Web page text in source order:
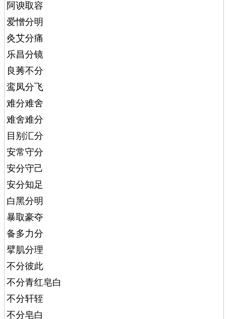
阿谀取容
爱憎分明
灸艾分痛
乐昌分镜
良莠不分
鸾凤分飞
难分难舍
难舍难分
目别汇分
安常守分
安分守己
安分知足
白黑分明
暴取豪夺
备多力分
擘肌分理
不分彼此
不分青红皂白
不分轩轾
不分皂白